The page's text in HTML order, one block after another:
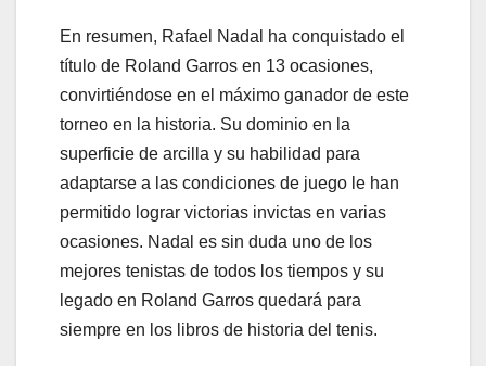
En resumen, Rafael Nadal ha conquistado el
título de Roland Garros en 13 ocasiones,
convirtiéndose en el máximo ganador de este
torneo en la historia. Su dominio en la
superficie de arcilla y su habilidad para
adaptarse a las condiciones de juego le han
permitido lograr victorias invictas en varias
ocasiones. Nadal es sin duda uno de los
mejores tenistas de todos los tiempos y su
legado en Roland Garros quedará para
siempre en los libros de historia del tenis.